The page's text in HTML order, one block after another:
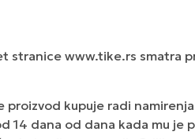
stranice www.tike.rs smatra
proizvod kupuje radi
14 dana od dana kada mu je